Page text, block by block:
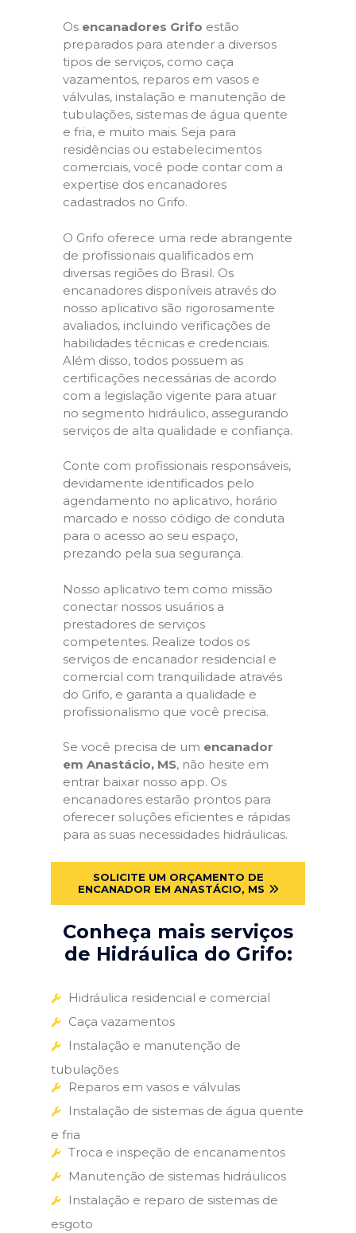
Os encanadores Grifo estão
preparados para atender a diversos
tipos de serviços, como caça
vazamentos, reparos em vasos e
válvulas, instalação e manutenção de
tubulações, sistemas de água quente
e fria, e muito mais. Seja para
residências ou estabelecimentos
comerciais, você pode contar com a
expertise dos encanadores
cadastrados no Grifo.
O Grifo oferece uma rede abrangente
de profissionais qualificados em
diversas regiões do Brasil. Os
encanadores disponíveis através do
nosso aplicativo são rigorosamente
avaliados, incluindo verificações de
habilidades técnicas e credenciais.
Além disso, todos possuem as
certificações necessárias de acordo
com a legislação vigente para atuar
no segmento hidráulico, assegurando
serviços de alta qualidade e confiança.
Conte com profissionais responsáveis,
devidamente identificados pelo
agendamento no aplicativo, horário
marcado e nosso código de conduta
para o acesso ao seu espaço,
prezando pela sua segurança.
Nosso aplicativo tem como missão
conectar nossos usuários a
prestadores de serviços
competentes. Realize todos os
serviços de encanador residencial e
comercial com tranquilidade através
do Grifo, e garanta a qualidade e
profissionalismo que você precisa.
Se você precisa de um encanador
em Anastácio, MS, não hesite em
entrar baixar nosso app. Os
encanadores estarão prontos para
oferecer soluções eficientes e rápidas
para as suas necessidades hidráulicas.
SOLICITE UM ORÇAMENTO DE
ENCANADOR EM ANASTÁCIO, MS
Conheça mais serviços
de Hidráulica do Grifo:
Hidráulica residencial e comercial
Caça vazamentos
Instalação e manutenção de
tubulações
Reparos em vasos e válvulas
Instalação de sistemas de água quente
e fria
Troca e inspeção de encanamentos
Manutenção de sistemas hidráulicos
Instalação e reparo de sistemas de
esgoto